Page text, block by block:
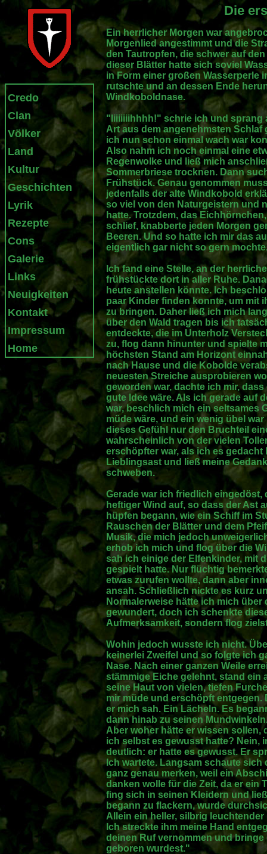
Credo
Clan
Völker
Land
Kultur
Geschichten
Lyrik
Rezepte
Cons
Galerie
Links
Neuigkeiten
Kontakt
Impressum
Home
Die
Ein herrlicher Morgen war
Morgenlied angestimmt und die
den Tautropfen, die schwer auf
dieser Blätter hatte sich soviel
in Form einer großen Wasserperle
rutschte und an dessen Ende
Windkoboldnase.
"Iiiiiiiihhhh!" schrie ich und sprang
Art aus dem angenehmsten Schlaf
ich nun schon einmal wach war
Also nahm ich noch einmal eine
Regenwolke und ließ mich
Sommerbriese trocknen. Dann
Frühstück. Genau genommen
jedenfalls der alte Windkobold
so viel von den Naturgeistern und
hatte. Trotzdem, das
schlief, knabberte jeden Morgen
Beeren. Und so hatte ich mir das
eigentlich gar nicht so gern
Ich fand eine Stelle, an der
frühstückte dort in aller Ruhe.
heute anstellen könnte. Ich
paar Kinder finden konnte, um mit
zu bringen. Daher ließ ich mich
über den Wald tragen bis ich
entdeckte, die im Unterholz
zu, flog dann hinunter und spielte
höchsten Stand am Horizont
nach Hause und die Kobolde
neuesten Streiche ausprobieren
geworden war, dachte ich mir,
gute Idee wäre. Als ich gerade auf
war, beschlich mich ein seltsames
müde wäre, und ein wenig übel
dieses Gefühl nur den Bruchteil
wahrscheinlich von der vielen
erschöpfter war, als ich es gedacht
Lieblingsast und ließ meine
schweben.
Gerade war ich friedlich
heftiger Wind auf, so dass der Ast
hüpfen begann, wie ein Schiff im
Rauschen der Blätter und dem
Musik, die mich jedoch
erhob ich mich und flog über die
sah ich einige der Elfenkinder, mit
gespielt hatte. Nur flüchtig
etwas zurufen wollte, dann aber
ansah. Schließlich nickte es kurz
Normalerweise hätte ich mich über
gewundert, doch ich schenkte
Aufmerksamkeit, sondern flog
Wohin jedoch wusste ich nicht.
keinerlei Zweifel und so folgte ich
Nase. Nach einer ganzen Weile
stämmige Eiche gelehnt, stand ein
seine Haut von vielen, tiefen
mir müde und erschöpft entgegen.
er mich sah. Ein Lächeln. Es
dann hinab zu seinen
Aber woher hätte er wissen sollen,
ich selbst es gewusst hatte? Nein,
deutlich: er hatte es gewusst. Er
Ich wartete. Langsam schaute sich
ganz genau merken, weil ein
danken wolle für die Zeit, da er ein
fing sich in seinen Kleidern und
begann zu flackern, wurde
Allein ein heller, silbrig
Ich streckte ihm meine Hand
deinen Ruf vernommen und
geboren wurdest."